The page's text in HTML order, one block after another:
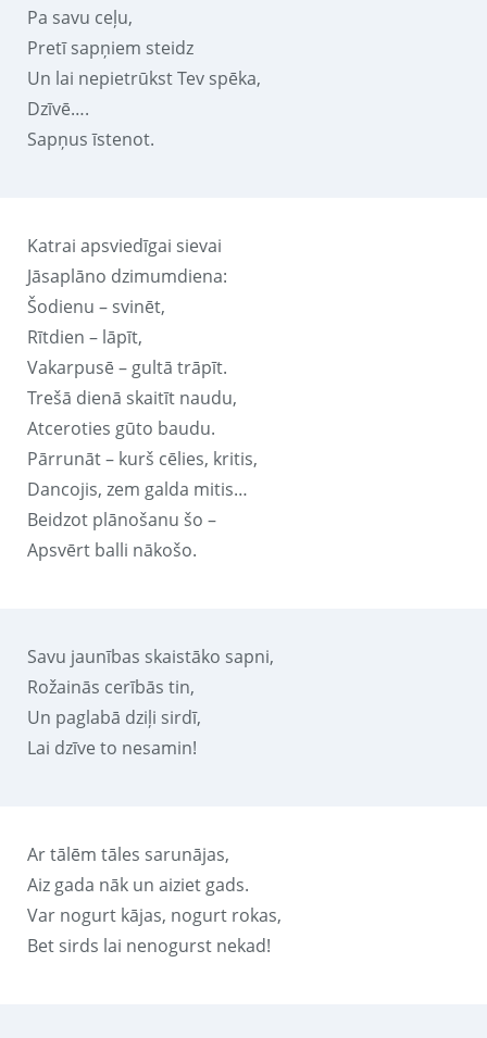
Pa savu ceļu,
Pretī sapņiem steidz
Un lai nepietrūkst Tev spēka,
Dzīvē….
Sapņus īstenot.
Katrai apsviedīgai sievai
Jāsaplāno dzimumdiena:
Šodienu – svinēt,
Rītdien – lāpīt,
Vakarpusē – gultā trāpīt.
Trešā dienā skaitīt naudu,
Atceroties gūto baudu.
Pārrunāt – kurš cēlies, kritis,
Dancojis, zem galda mitis…
Beidzot plānošanu šo –
Apsvērt balli nākošo.
Savu jaunības skaistāko sapni,
Rožainās cerībās tin,
Un paglabā dziļi sirdī,
Lai dzīve to nesamin!
Ar tālēm tāles sarunājas,
Aiz gada nāk un aiziet gads.
Var nogurt kājas, nogurt rokas,
Bet sirds lai nenogurst nekad!